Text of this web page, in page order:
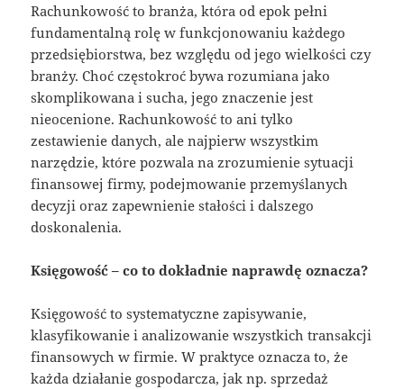
Rachunkowość to branża, która od epok pełni
fundamentalną rolę w funkcjonowaniu każdego
przedsiębiorstwa, bez względu od jego wielkości czy
branży. Choć częstokroć bywa rozumiana jako
skomplikowana i sucha, jego znaczenie jest
nieocenione. Rachunkowość to ani tylko
zestawienie danych, ale najpierw wszystkim
narzędzie, które pozwala na zrozumienie sytuacji
finansowej firmy, podejmowanie przemyślanych
decyzji oraz zapewnienie stałości i dalszego
doskonalenia.
Księgowość – co to dokładnie naprawdę oznacza?
Księgowość to systematyczne zapisywanie,
klasyfikowanie i analizowanie wszystkich transakcji
finansowych w firmie. W praktyce oznacza to, że
każda działanie gospodarcza, jak np. sprzedaż